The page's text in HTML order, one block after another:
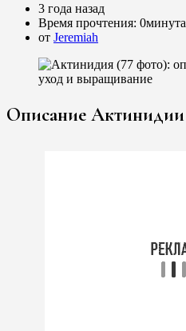
3 года назад
Время прочтения: 0минута
от Jeremiah
Описание Актинидии